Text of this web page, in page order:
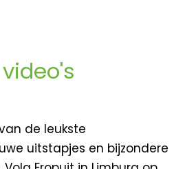
de leukste
uitstapjes en bijzondere